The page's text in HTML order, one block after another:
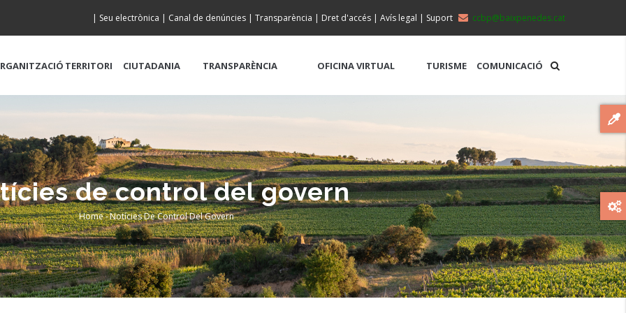
ccbp@baixpenedes.cat
| Seu electrònica | Canal de denúncies | Transparència | Dret d'accés | Avís legal | Suport
TERRITORI CIUTADANIA TRANSPARÈNCIA OFICINA VIRTUAL TURISME COMUNICACIÓ
de control del govern
Breadcrumb
Home-Notícies De Control Del Govern